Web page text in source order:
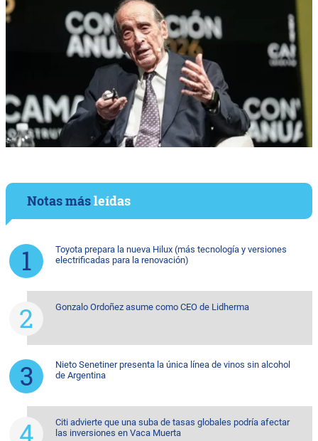
Notas másleídas
Toyota prepara la nueva Hilux (más tecnología y versiones
electrificadas para la renovación)
Gonzalo Ordoñez asume como CEO de Lidherma
Nieto Senetiner presenta la única línea de vinos sin alcohol
de Argentina
Citi advierte que una suba de tasas globales podría afectar
las inversiones en Vaca Muerta